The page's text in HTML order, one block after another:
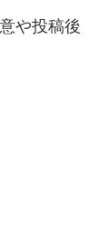
や投稿後